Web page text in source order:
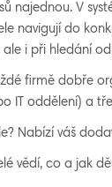
najednou. V
navigují do
i při hledání
firmě dobře
IT oddělení) a
Nabízí váš
vědí, co a jak